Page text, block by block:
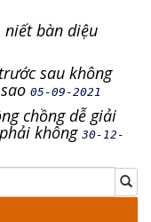
niết bàn diệu
sau không
05-09-2021
chồng dễ giải
không 30-12-